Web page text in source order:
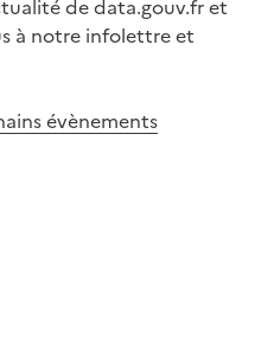
de data.gouv.fr et
à notre infolettre et
évènements